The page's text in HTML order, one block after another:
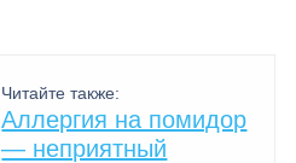
Читайте также:
Аллергия на помидор
— неприятный